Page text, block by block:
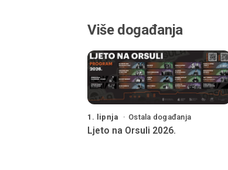
Više događanja
1. lipnja Ostala događanja
Ljeto na Orsuli 2026.